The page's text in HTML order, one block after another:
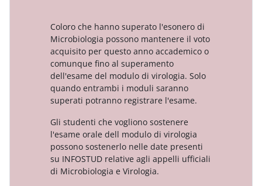
Coloro che hanno superato l'esonero di
Microbiologia possono mantenere il voto
acquisito per questo anno accademico o
comunque fino al superamento
dell'esame del modulo di virologia. Solo
quando entrambi i moduli saranno
superati potranno registrare l'esame.
Gli studenti che vogliono sostenere
l'esame orale dell modulo di virologia
possono sostenerlo nelle date presenti
su INFOSTUD relative agli appelli ufficiali
di Microbiologia e Virologia.